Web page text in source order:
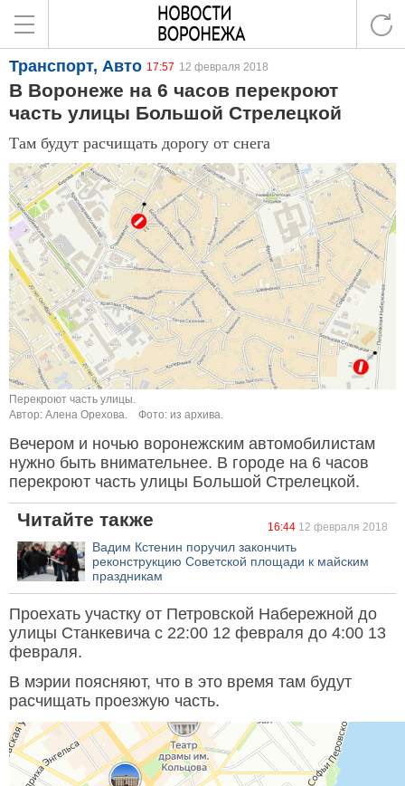
Транспорт, Авто 17:57 12 февраля 2018
В Воронеже на 6 часов перекроют
часть улицы Большой Стрелецкой
Там будут расчищать дорогу от снега
Перекроют часть улицы.
Автор: Алена Орехова.
Фото: из архива.
Вечером и ночью воронежским автомобилистам
нужно быть внимательнее. В городе на 6 часов
перекроют часть улицы Большой Стрелецкой.
Читайте также 16:44 12 февраля 2018
Вадим Кстенин поручил закончить
реконструкцию Советской площади к майским
праздникам
Проехать участку от Петровской Набережной до
улицы Станкевича с 22:00 12 февраля до 4:00 13
февраля.
В мэрии поясняют, что в это время там будут
расчищать проезжую часть.